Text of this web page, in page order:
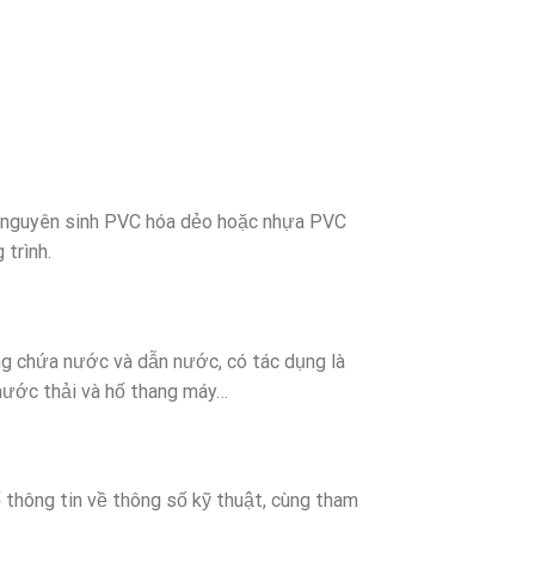
sinh PVC hóa dẻo hoặc nhựa PVC
trình.
chứa nước và dẫn nước, có tác dụng là
thải và hố thang máy…
tin về thông số kỹ thuật, cùng tham